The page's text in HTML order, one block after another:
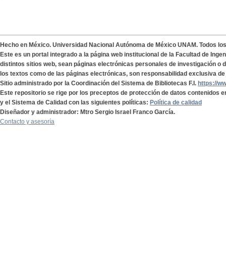
Hecho en México. Universidad Nacional Autónoma de México UNAM. Todos
Este es un portal integrado a la página web institucional de la Facultad de
distintos sitios web, sean páginas electrónicas personales de investigación o
los textos como de las páginas electrónicas, son responsabilidad exclusiva
Sitio administrado por la Coordinación del Sistema de Bibliotecas F.I. https://
Este repositorio se rige por los preceptos de protección de datos contenidos
y el Sistema de Calidad con las siguientes políticas: Política de calidad
Diseñador y administrador: Mtro Sergio Israel Franco García.
Contacto y asesoría